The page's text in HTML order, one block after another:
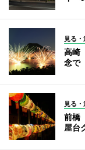
見る
高崎
念で
見る
前橋
屋台